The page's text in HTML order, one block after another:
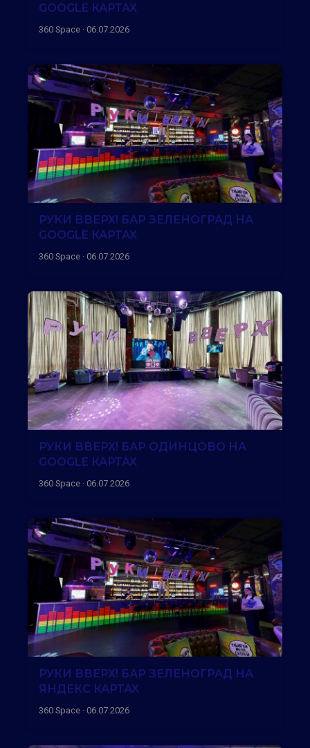
GOOGLE КАРТАХ
360 Space · 06.07.2026
РУКИ ВВЕРХ! БАР ЗЕЛЕНОГРАД НА
GOOGLE КАРТАХ
360 Space · 06.07.2026
РУКИ ВВЕРХ! БАР ОДИНЦОВО НА
GOOGLE КАРТАХ
360 Space · 06.07.2026
РУКИ ВВЕРХ! БАР ЗЕЛЕНОГРАД НА
ЯНДЕКС КАРТАХ
360 Space · 06.07.2026